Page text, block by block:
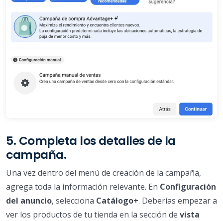
5. Completa los detalles de la
campaña.
Una vez dentro del menú de creación de la campaña,
agrega toda la información relevante. En Configuración
del anuncio, selecciona Catálogo+. Deberías empezar a
ver los productos de tu tienda en la sección de vista